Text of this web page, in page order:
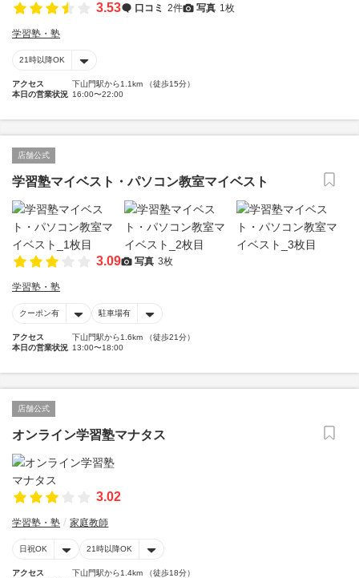
3.53 口コミ 2件 写真 1枚
学習塾・塾
21時以降OK
アクセス
下山門駅から1.1km （徒歩15分）
本日の営業状況 16:00〜22:00
店舗公式
学習塾マイベスト・パソコン教室マイベスト
3.09 写真 3枚
学習塾・塾
クーポン有 駐車場有
アクセス
下山門駅から1.6km （徒歩21分）
本日の営業状況 13:00〜18:00
店舗公式
オンライン学習塾マナタス
3.02
学習塾・塾 家庭教師
日祝OK 21時以降OK
アクセス
下山門駅から1.4km （徒歩18分）